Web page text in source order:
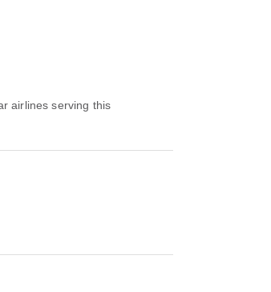
airlines serving this